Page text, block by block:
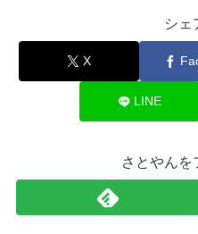
シェ
X
LINE
さとやんを